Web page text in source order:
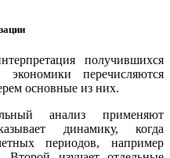
получившихся
перечисляются
основные из них.
анализ применяют
динамику, когда
периодов, например